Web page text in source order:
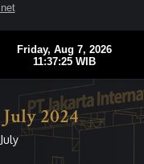
July 2024
July